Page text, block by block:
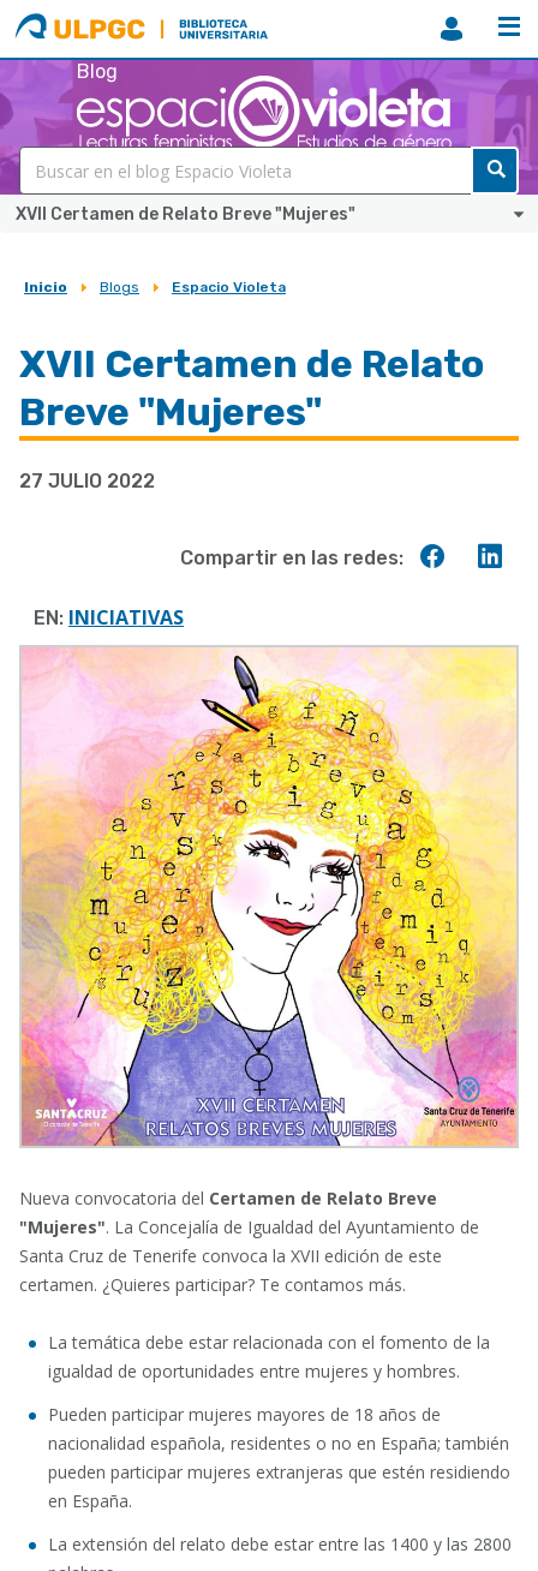
ULPGC
Biblioteca
ULPGC
Blog
XVII Certamen de Relato Breve "Mujeres"
Sobrescribir
de
ayuda
la
Inicio Blogs Espacio Violeta
XVII Certamen de Relato
Breve "Mujeres"
27 JULIO 2022
Compartir en las redes:
EN: INICIATIVAS
Nueva convocatoria del Certamen de Relato Breve
"Mujeres". La Concejalía de Igualdad del Ayuntamiento de
Santa Cruz de Tenerife convoca la XVII edición de este
certamen. ¿Quieres participar? Te contamos más.
La temática debe estar relacionada con el fomento de la
igualdad de oportunidades entre mujeres y hombres.
Pueden participar mujeres mayores de 18 años de
nacionalidad española, residentes o no en España; también
pueden participar mujeres extranjeras que estén residiendo
en España.
La extensión del relato debe estar entre las 1400 y las 2800